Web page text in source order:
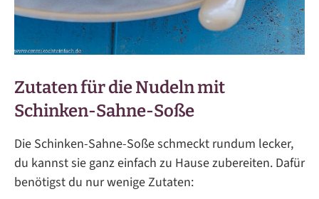
Zutaten für die Nudeln mit
Schinken-Sahne-Soße
Die Schinken-Sahne-Soße schmeckt rundum lecker,
du kannst sie ganz einfach zu Hause zubereiten. Dafür
benötigst du nur wenige Zutaten: